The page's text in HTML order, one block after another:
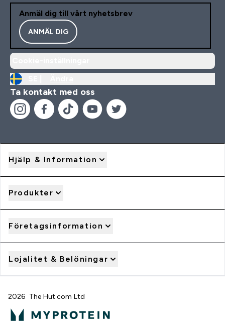
Anmäl dig till vårt nyhetsbrev
ANMÄL DIG
Ta kontakt med oss
Hjälp & Information
Produkter
Företagsinformation
Lojalitet & Belöningar
2026 The Hut.com Ltd